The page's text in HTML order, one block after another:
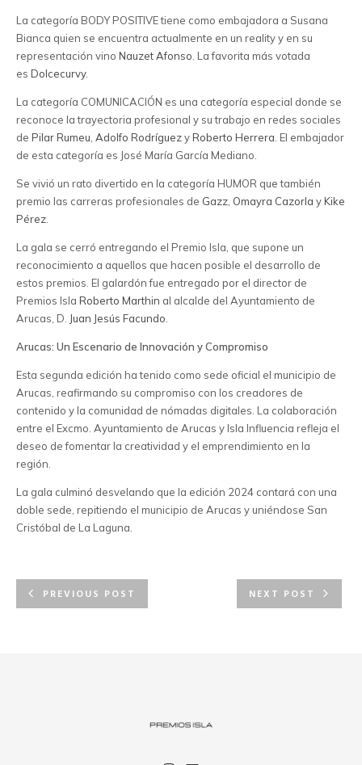
La categoría BODY POSITIVE tiene como embajadora a Susana
Bianca quien se encuentra actualmente en un reality y en su
representación vino Nauzet Afonso . La favorita más votada
es Dolcecurvy.
La categoría COMUNICACIÓN es una categoría especial donde se
reconoce la trayectoria profesional y su trabajo en redes sociales
de Pilar Rumeu Adolfo RodríguezyRoberto Herrera . El embajador
de esta categoría es José María García Mediano.
Se vivió un rato divertido en la categoría HUMOR que también
premio las carreras profesionales de Gazz Omayra Cazorla yKike
Pérez
La gala se cerró entregando el Premio Isla, que supone un
reconocimiento a aquellos que hacen posible el desarrollo de
estos premios. El galardón fue entregado por el director de
Premios Isla Roberto Marthin al alcalde del Ayuntamiento de
Arucas, D. Juan Jesús Facundo
Arucas: Un Escenario de Innovación y Compromiso
Esta segunda edición ha tenido como sede oficial el municipio de
Arucas, reafirmando su compromiso con los creadores de
contenido y la comunidad de nómadas digitales. La colaboración
entre el Excmo. Ayuntamiento de Arucas y Isla Influencia refleja el
deseo de fomentar la creatividad y el emprendimiento en la
región.
La gala culminó desvelando que la edición 2024 contará con una
doble sede, repitiendo el municipio de Arucas y uniéndose San
Cristóbal de La Laguna.
PREVIOUS POST NEXT POST